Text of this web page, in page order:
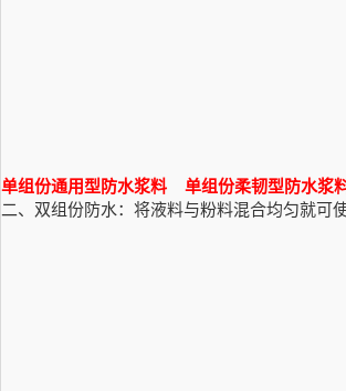
单组份通用型防水浆料 单组份柔韧型防水浆
二、双组份防水：将液料与粉料混合均匀就可